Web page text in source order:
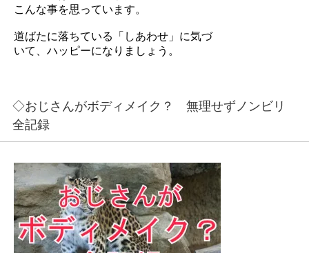
こんな事を思っています。
道ばたに落ちている「しあわせ」に気づ
いて、ハッピーになりましょう。
◇おじさんがボディメイク？ 無理せずノンビリ
全記録